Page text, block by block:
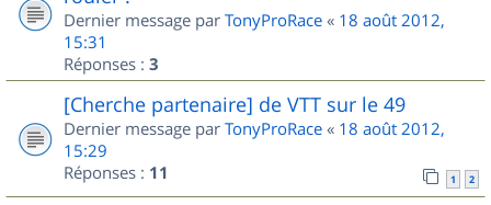
Dernier message par TonyProRace « 18 août 2012,
15:31
Réponses : 3
[Cherche partenaire] de VTT sur le 49
Dernier message par TonyProRace « 18 août 2012,
15:29
Réponses : 11 1 2